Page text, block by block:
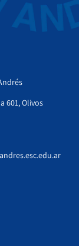
601, Olivos